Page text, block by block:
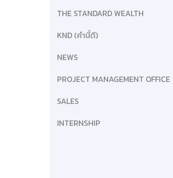
THE STANDARD WEALTH
KND (คำนี้ดี)
NEWS
PROJECT MANAGEMENT OFFICE
SALES
INTERNSHIP